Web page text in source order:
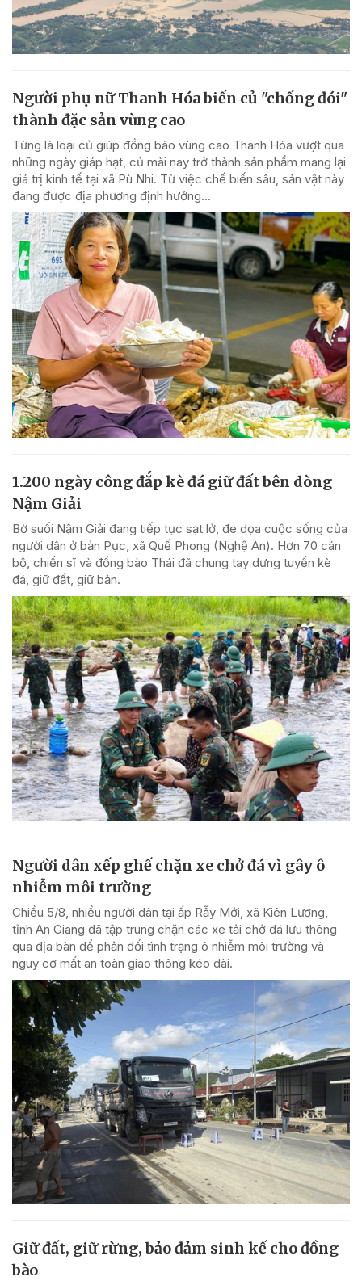
Người phụ nữ Thanh Hóa biến củ "chống đói"
thành đặc sản vùng cao
Từng là loại củ giúp đồng bào vùng cao Thanh Hóa vượt qua
những ngày giáp hạt, củ mài nay trở thành sản phẩm mang lại
giá trị kinh tế tại xã Pù Nhi. Từ việc chế biến sâu, sản vật này
đang được địa phương định hướng...
1.200 ngày công đắp kè đá giữ đất bên dòng
Nậm Giải
Bờ suối Nậm Giải đang tiếp tục sạt lở, đe dọa cuộc sống của
người dân ở bản Pục, xã Quế Phong (Nghệ An). Hơn 70 cán
bộ, chiến sĩ và đồng bào Thái đã chung tay dựng tuyến kè
đá, giữ đất, giữ bản.
Người dân xếp ghế chặn xe chở đá vì gây ô
nhiễm môi trường
Chiều 5/8, nhiều người dân tại ấp Rẫy Mới, xã Kiên Lương,
tỉnh An Giang đã tập trung chặn các xe tải chở đá lưu thông
qua địa bàn để phản đối tình trạng ô nhiễm môi trường và
nguy cơ mất an toàn giao thông kéo dài.
Giữ đất, giữ rừng, bảo đảm sinh kế cho đồng
bào